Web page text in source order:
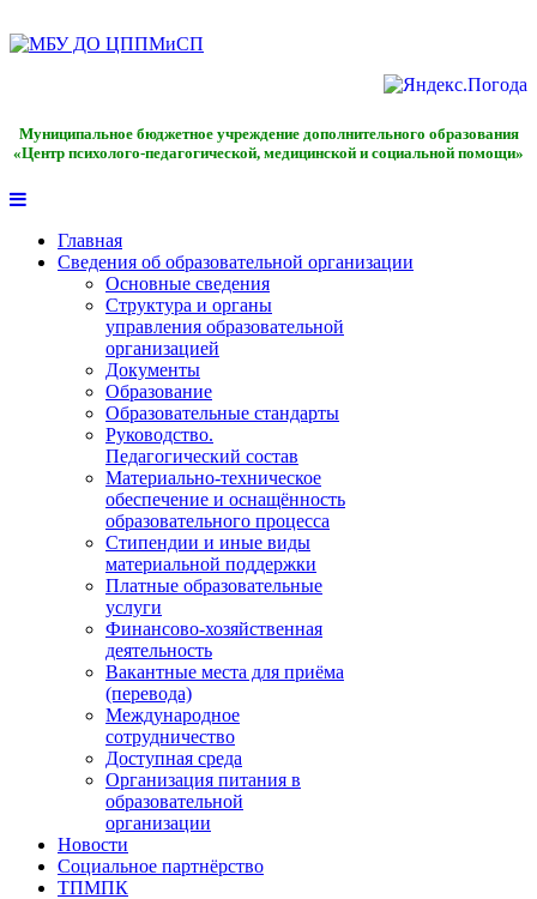
Муниципальное бюджетное учреждение дополнительного образования
«Центр психолого-педагогической, медицинской и социальной помощи»
Главная
Сведения об образовательной организации
Основные сведения
Структура и органы
управления образовательной
организацией
Документы
Образование
Образовательные стандарты
Руководство.
Педагогический состав
Материально-техническое
обеспечение и оснащённость
образовательного процесса
Стипендии и иные виды
материальной поддержки
Платные образовательные
услуги
Финансово-хозяйственная
деятельность
Вакантные места для приёма
(перевода)
Международное
сотрудничество
Доступная среда
Организация питания в
образовательной
организации
Новости
Социальное партнёрство
ТПМПК